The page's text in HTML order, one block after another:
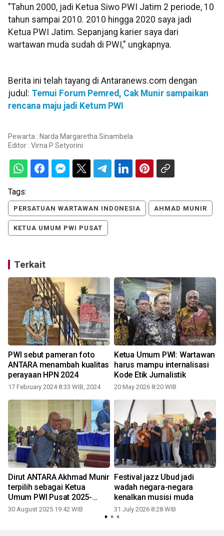
"Tahun 2000, jadi Ketua Siwo PWI Jatim 2 periode, 10
tahun sampai 2010. 2010 hingga 2020 saya jadi
Ketua PWI Jatim. Sepanjang karier saya dari
wartawan muda sudah di PWI," ungkapnya.
Berita ini telah tayang di Antaranews.com dengan
judul: Temui Forum Pemred, Cak Munir sampaikan
rencana maju jadi Ketum PWI
Pewarta : Narda Margaretha Sinambela
Editor : Virna P Setyorini
Tags:
PERSATUAN WARTAWAN INDONESIA AHMAD MUNIR
KETUA UMUM PWI PUSAT
Terkait
PWI sebut pameran foto
ANTARA menambah kualitas
perayaan HPN 2024
17 February 2024 8:33 WIB, 2024
Ketua Umum PWI: Wartawan
harus mampu internalisasi
Kode Etik Jurnalistik
20 May 2026 8:20 WIB
Dirut ANTARA Akhmad Munir
terpilih sebagai Ketua
Umum PWI Pusat 2025-
-2030
30 August 2025 19:42 WIB
Festival jazz Ubud jadi
wadah negara-negara
kenalkan musisi muda
31 July 2026 8:28 WIB